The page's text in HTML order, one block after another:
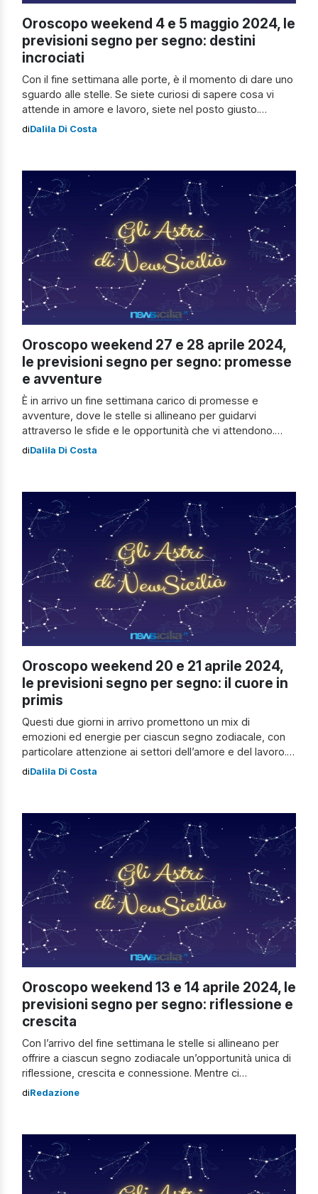
Oroscopo weekend 4 e 5 maggio 2024, le
previsioni segno per segno: destini
incrociati
Con il fine settimana alle porte, è il momento di dare uno
sguardo alle stelle. Se siete curiosi di sapere cosa vi
attende in amore e lavoro, siete nel posto giusto.
Preparatevi a esplorare le previsioni astrologiche, con
l’oroscopo del […]
diDalila Di Costa
Oroscopo weekend 27 e 28 aprile 2024,
le previsioni segno per segno: promesse
e avventure
È in arrivo un fine settimana carico di promesse e
avventure, dove le stelle si allineano per guidarvi
attraverso le sfide e le opportunità che vi attendono.
Amore e lavoro si intrecciano in un intricato balletto
professionali. Scopriamo, […]
diDalila Di Costa
Oroscopo weekend 20 e 21 aprile 2024,
le previsioni segno per segno: il cuore in
primis
Questi due giorni in arrivo promettono un mix di
emozioni ed energie per ciascun segno zodiacale, con
particolare attenzione ai settori dell’amore e del lavoro.
Preparatevi a esplorare cosa vi riserva il destino e come
weekend del 20 e 21 aprile […]
diDalila Di Costa
Oroscopo weekend 13 e 14 aprile 2024, le
previsioni segno per segno: riflessione e
crescita
Con l’arrivo del fine settimana le stelle si allineano per
offrire a ciascun segno zodiacale un’opportunità unica di
riflessione, crescita e connessione. Mentre ci
prepariamo ad abbandonare le sfide passate, l’oroscopo
prossimi giorni. Scopriamo, quindi, insieme l’oroscopo
del weekend del […]
diRedazione